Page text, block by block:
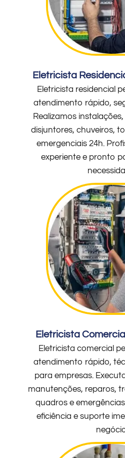
Eletricista
Eletricista residencial
atendimento rápido,
Realizamos
disjuntores, chuveiros,
emergenciais 24h.
experiente e pronto
Eletricista
Eletricista comercial
atendimento rápido,
para empresas.
manutenções, reparos,
quadros e
eficiência e suporte